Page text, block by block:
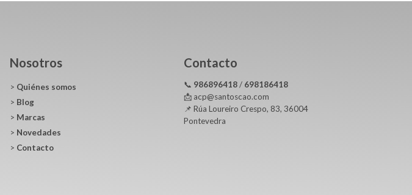
Nosotros
> Quiénes somos
> Blog
> Marcas
> Novedades
> Contacto
Contacto
📞 986896418/ 698186418
📩 acp@santoscao.com
📌 Rúa Loureiro Crespo, 83, 36004
Pontevedra